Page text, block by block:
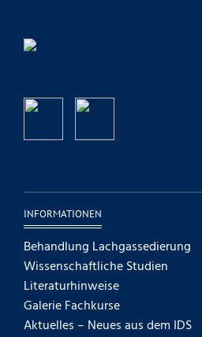
INFORMATIONEN
Behandlung Lachgassedierung
Wissenschaftliche Studien
Literaturhinweise
Galerie Fachkurse
Aktuelles – Neues aus dem IDS